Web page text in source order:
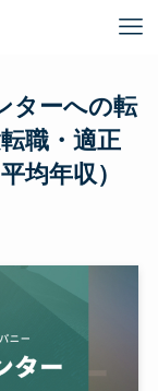
ターへの転
職・適正
均年収）